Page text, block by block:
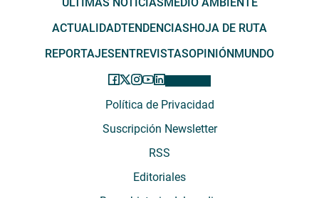
ACTUALIDADTENDENCIAS HOJA DE RUTA
REPORTAJES ENTREVISTASOPINIÓN MUNDO
Política de Privacidad
Suscripción Newsletter
RSS
Editoriales